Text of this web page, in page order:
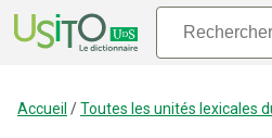
Accueil /Toutes les unités lexicales